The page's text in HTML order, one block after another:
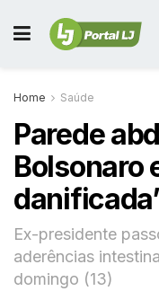
Home Saúde
Parede
Bolsonaro
Ex-presidente
aderências
domingo (13)